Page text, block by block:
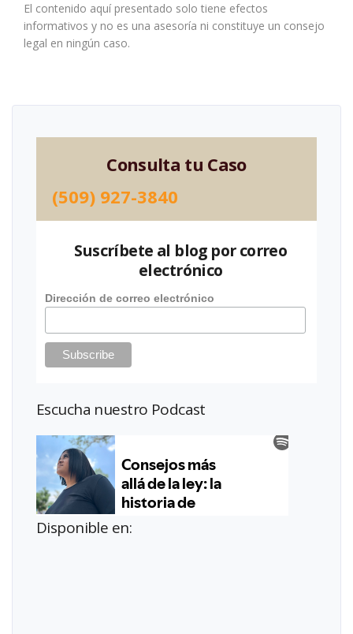
El contenido aquí presentado solo tiene efectos
informativos y no es una asesoría ni constituye un consejo
legal en ningún caso.
Consulta tu Caso
(509) 927-3840
Suscríbete al blog por correo
electrónico
Dirección de correo electrónico
Escucha nuestro Podcast
Disponible en: